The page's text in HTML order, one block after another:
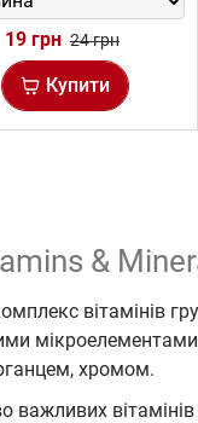
19 грн 24 грн
Купити
&
вітамінів
хромом.